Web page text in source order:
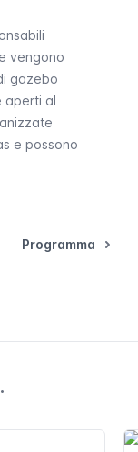
vengono
gazebo
aperti al
e possono
Programma